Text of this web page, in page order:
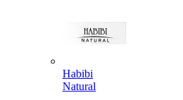
Habibi
Natural